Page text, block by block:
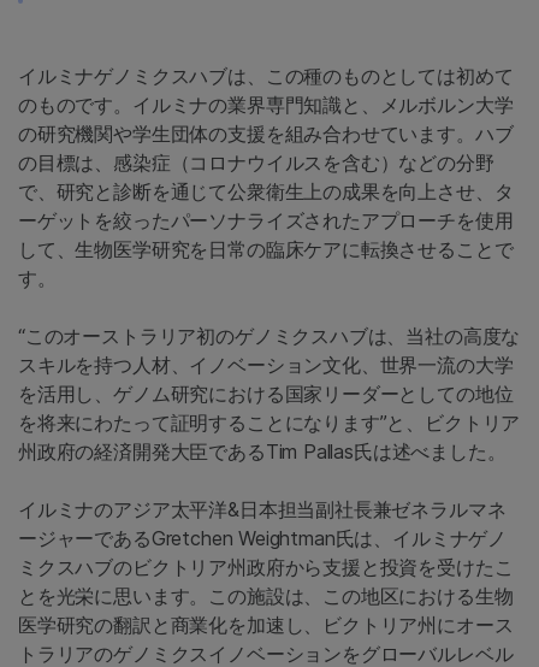
イルミナゲノミクスハブは、この種のものとしては初めて
のものです。イルミナの業界専門知識と、メルボルン大学
の研究機関や学生団体の支援を組み合わせています。ハブ
の目標は、感染症（コロナウイルスを含む）などの分野
で、研究と診断を通じて公衆衛生上の成果を向上させ、タ
ーゲットを絞ったパーソナライズされたアプローチを使用
して、生物医学研究を日常の臨床ケアに転換させることで
す。
“このオーストラリア初のゲノミクスハブは、当社の高度な
スキルを持つ人材、イノベーション文化、世界一流の大学
を活用し、ゲノム研究における国家リーダーとしての地位
を将来にわたって証明することになります”と、ビクトリア
州政府の経済開発大臣であるTim Pallas氏は述べました。
イルミナのアジア太平洋&日本担当副社長兼ゼネラルマネ
ージャーであるGretchen Weightman氏は、イルミナゲノ
ミクスハブのビクトリア州政府から支援と投資を受けたこ
とを光栄に思います。この施設は、この地区における生物
医学研究の翻訳と商業化を加速し、ビクトリア州にオース
トラリアのゲノミクスイノベーションをグローバルレベル